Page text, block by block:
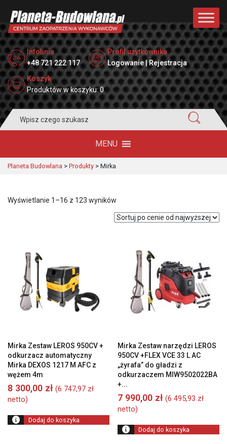
Infolinia
+48 721 222 117
Profil użytkownika
Logowanie | Rejestracja
Koszyk
Produktów w koszyku: 0
for:
MENU
Planeta Budowlana > Produkty > Mirka
Wyświetlanie 1–16 z 123 wyników
ceny:
Mirka Zestaw LEROS 950CV +
odkurzacz automatyczny
Mirka DEXOS 1217 M AFC z
wężem 4m
8 300,00 zł (6 747,97 zł
netto)
Dodaj do koszyka
Mirka Zestaw narzędzi LEROS
950CV +FLEX VCE 33 L AC
„żyrafa” do gładzi z
odkurzaczem MIW9502022BA
+...
7 990,00 zł (6 495,93 zł
netto)
Dodaj do koszyka